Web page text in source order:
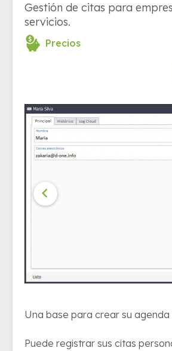
Gestión de citas para
servicios.
Precios

Una base para crear su agenda
Puede registrar sus citas